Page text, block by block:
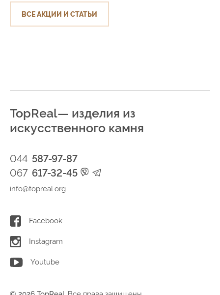
ВСЕ АКЦИИ И СТАТЬИ
TopReal— изделия из
искусственного камня
044 587-97-87
067 617-32-45
info@topreal.org
Facebook
Instagram
Youtube